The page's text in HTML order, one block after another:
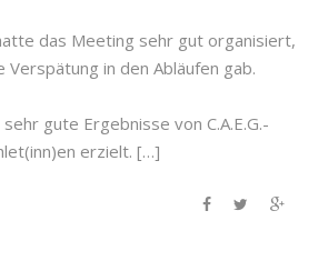
das Meeting sehr gut organisiert,
Verspätung in den Abläufen gab.
gute Ergebnisse von C.A.E.G.-
erzielt. […]